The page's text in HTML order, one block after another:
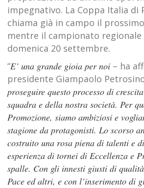
impegnativo. La Coppa Italia di
chiama già in campo il
mentre il campionato regionale
domenica 20 settembre.
“E’ una grande gioia per noi – ha
presidente Giampaolo
proseguire questo processo di
squadra e della nostra società. Per
Promozione, siamo ambiziosi e
stagione da protagonisti. Lo scorso
costruito una rosa piena di talenti e
esperienza di tornei di Eccellenza e
spalle. Con gli innesti giusti di
Pace ed altri, e con l’inserimento di